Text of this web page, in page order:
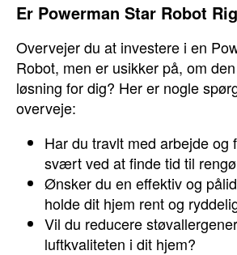
Er Powerman Star Robot
Overvejer du at investere i en
Robot, men er usikker på, om
løsning for dig? Her er nogle
overveje:
Har du travlt med arbejde og
svært ved at finde tid til
Ønsker du en effektiv og
holde dit hjem rent og
Vil du reducere
luftkvaliteten i dit hjem?